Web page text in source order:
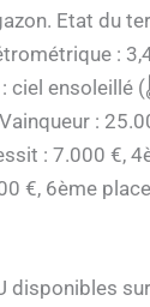
Etat du
:
ciel ensoleillé
:
: 7.000 €,
€, 6ème
disponibles